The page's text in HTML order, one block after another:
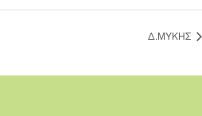
Δ.ΜΥΚΗΣ